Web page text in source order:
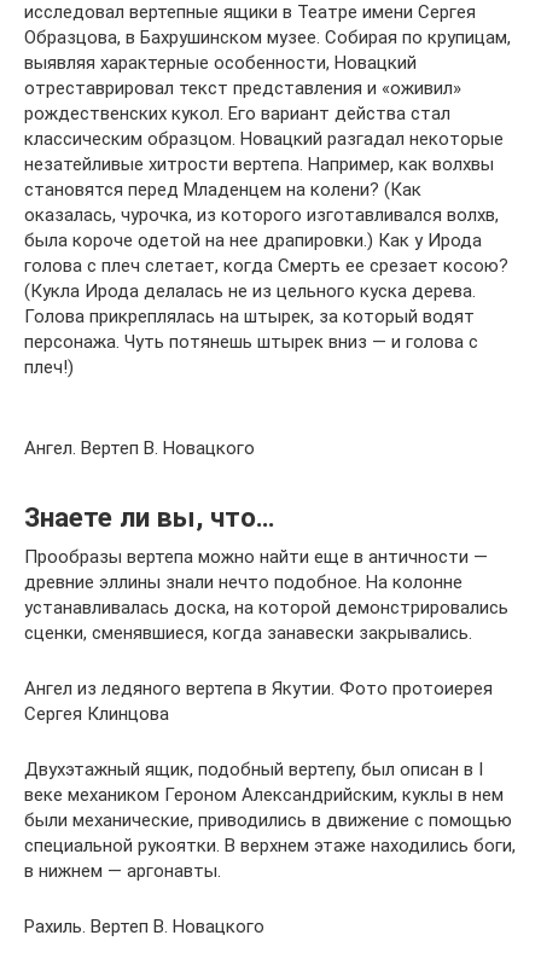
исследовал вертепные ящики в Театре имени Сергея
Образцова, в Бахрушинском музее. Собирая по крупицам,
выявляя характерные особенности, Новацкий
отреставрировал текст представления и «оживил»
рождественских кукол. Его вариант действа стал
классическим образцом. Новацкий разгадал некоторые
незатейливые хитрости вертепа. Например, как волхвы
становятся перед Младенцем на колени? (Как
оказалась, чурочка, из которого изготавливался волхв,
была короче одетой на нее драпировки.) Как у Ирода
голова с плеч слетает, когда Смерть ее срезает косою?
(Кукла Ирода делалась не из цельного куска дерева.
Голова прикреплялась на штырек, за который водят
персонажа. Чуть потянешь штырек вниз — и голова с
плеч!)
Ангел. Вертеп В. Новацкого
Знаете ли вы, что…
Прообразы вертепа можно найти еще в античности —
древние эллины знали нечто подобное. На колонне
устанавливалась доска, на которой демонстрировались
сценки, сменявшиеся, когда занавески закрывались.
Ангел из ледяного вертепа в Якутии. Фото протоиерея
Сергея Клинцова
Двухэтажный ящик, подобный вертепу, был описан в I
веке механиком Героном Александрийским, куклы в нем
были механические, приводились в движение с помощью
специальной рукоятки. В верхнем этаже находились боги,
в нижнем — аргонавты.
Рахиль. Вертеп В. Новацкого